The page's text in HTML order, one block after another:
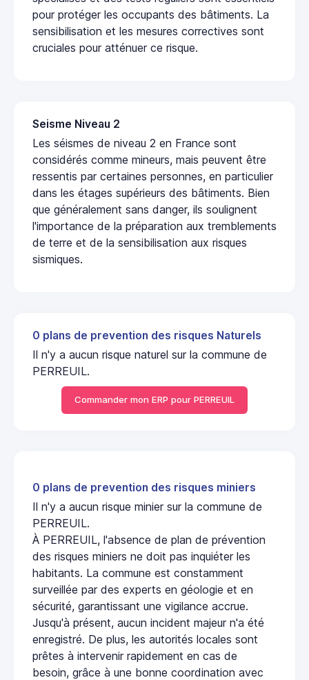
pour protéger les occupants des bâtiments. La
sensibilisation et les mesures correctives sont
cruciales pour atténuer ce risque.
Seisme Niveau 2
Les séismes de niveau 2 en France sont
considérés comme mineurs, mais peuvent être
ressentis par certaines personnes, en particulier
dans les étages supérieurs des bâtiments. Bien
que généralement sans danger, ils soulignent
l'importance de la préparation aux tremblements
de terre et de la sensibilisation aux risques
sismiques.
0 plans de prevention des risques Naturels
Il n'y a aucun risque naturel sur la commune de
PERREUIL.
Commander mon ERP pour PERREUIL
0 plans de prevention des risques miniers
Il n'y a aucun risque minier sur la commune de
PERREUIL.
À PERREUIL, l'absence de plan de prévention
des risques miniers ne doit pas inquiéter les
habitants. La commune est constamment
surveillée par des experts en géologie et en
sécurité, garantissant une vigilance accrue.
Jusqu'à présent, aucun incident majeur n'a été
enregistré. De plus, les autorités locales sont
prêtes à intervenir rapidement en cas de
besoin, grâce à une bonne coordination avec